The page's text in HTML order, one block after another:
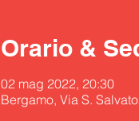
Orario &
02 mag 2022, 20:30
Bergamo, Via S.